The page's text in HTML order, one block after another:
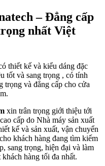
– Đẳng cấp
nhất Việt
thiết kế và kiểu dáng đặc
tốt và sang trọng , có tính
trọng và đẳng cấp cho cửa
xin trân trọng giới thiệu tới
cấp do Nhà máy sản xuất
kế và sản xuất, vận chuyển
khách hàng đang tìm kiếm
sang trọng, hiện đại và làm
hàng tối đa nhất.